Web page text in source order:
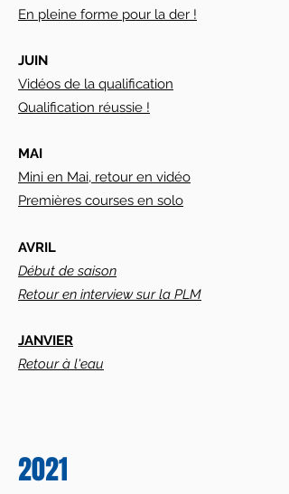
En pleine forme pour la der !
JUIN
Vidéos de la qualification
Qualification réussie !
MAI
Mini en Mai, retour en vidéo
Premières courses en solo
AVRIL
Début de saison
Retour en interview sur la PLM
JANVIER
Retour à l'eau
2021